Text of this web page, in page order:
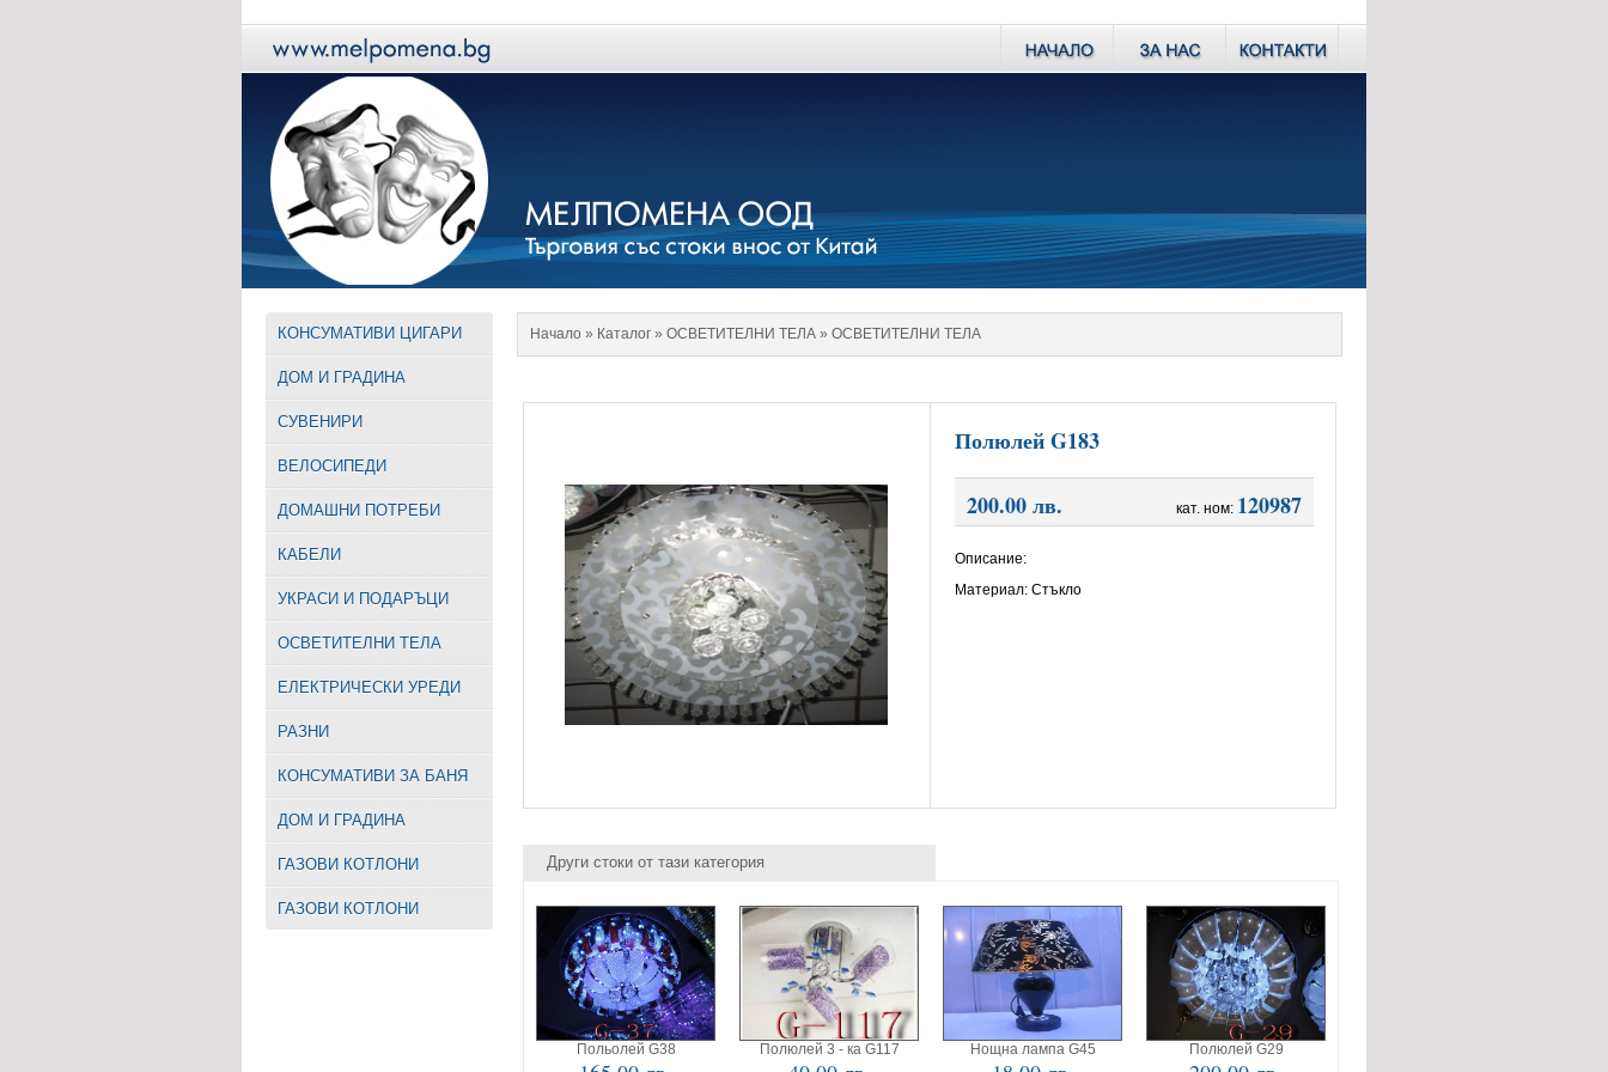
КОНСУМАТИВИ ЦИГАРИ
ДОМ И ГРАДИНА
СУВЕНИРИ
ВЕЛОСИПЕДИ
ДОМАШНИ ПОТРЕБИ
КАБЕЛИ
УКРАСИ И ПОДАРЪЦИ
ОСВЕТИТЕЛНИ ТЕЛА
EЛЕКТРИЧЕСКИ УРЕДИ
РАЗНИ
КОНСУМАТИВИ ЗА БАНЯ
ДОМ И ГРАДИНА
ГАЗОВИ КОТЛОНИ
ГАЗОВИ КОТЛОНИ
Начало » Каталог » ОСВЕТИТЕЛНИ ТЕЛА » ОСВЕТИТЕЛНИ ТЕЛА
Полюлей G183
200.00 лв. кат. ном: 120987
Описание:
Материал: Стъкло
Други стоки от тази категория
Польолей G38 Полюлей 3 - ка G117 Нощна лампа G45 Полюлей G29